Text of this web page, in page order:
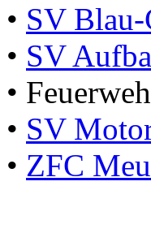
• SV Blau-
• SV
•
• SV
• ZFC